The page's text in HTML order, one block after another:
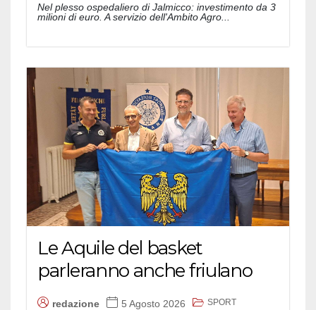
Nel plesso ospedaliero di Jalmicco: investimento da 3
milioni di euro. A servizio dell'Ambito Agro...
Le Aquile del basket
parleranno anche friulano
redazione 5 Agosto 2026 SPORT